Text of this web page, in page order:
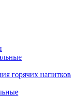
горячих напитков